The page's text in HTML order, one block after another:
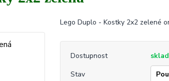
Lego Duplo - Kostky 2x2 zelené
Dostupnost
Stav